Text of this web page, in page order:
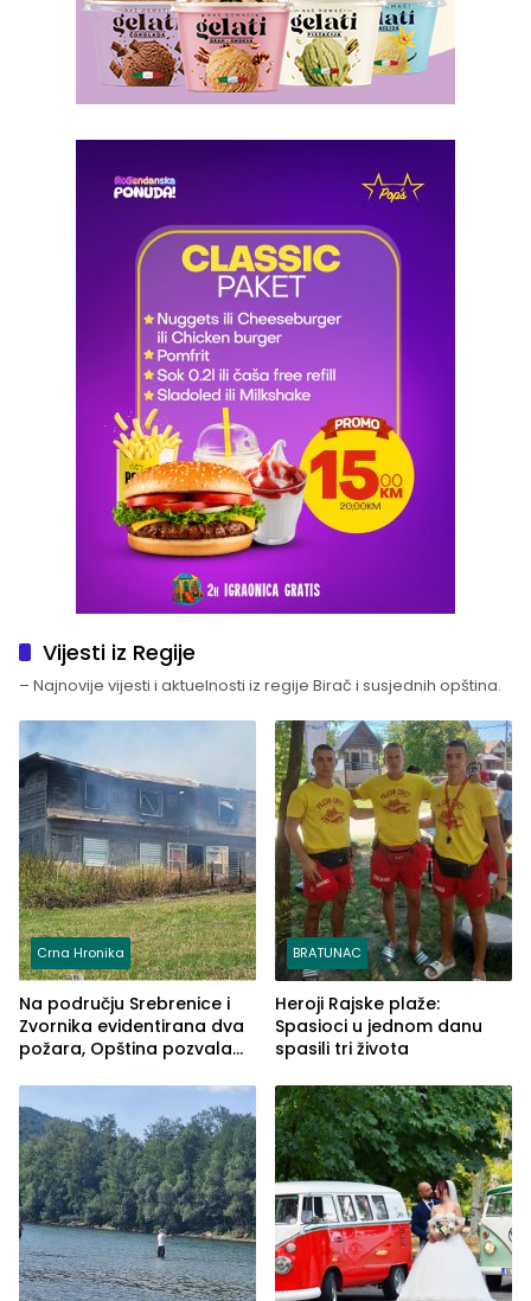
Vijesti iz Regije
– Najnovije vijesti i aktuelnosti iz regije Birač i susjednih opština.
Crna Hronika
Na području Srebrenice i
Zvornika evidentirana dva
požara, Opština pozvala
BRATUNAC
Heroji Rajske plaže:
Spasioci u jednom danu
spasili tri života